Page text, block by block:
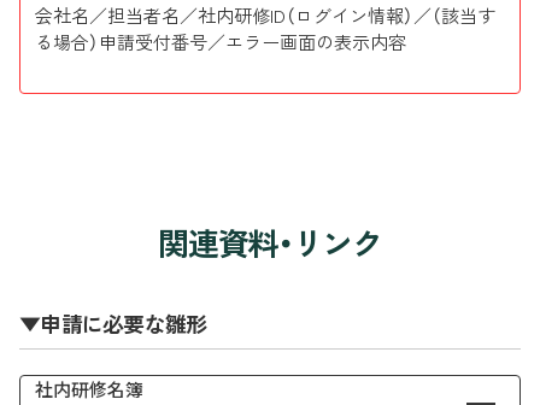
会社名／担当者名／社内研修ID（ログイン情報）／（該当す
る場合）申請受付番号／エラー画面の表示内容
関連資料・リンク
▼申請に必要な雛形
社内研修名簿